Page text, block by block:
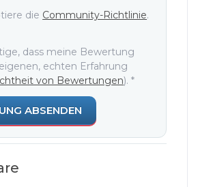
die Community-Richtlinie.
dass meine Bewertung
echten Erfahrung
von Bewertungen).*
ABSENDEN